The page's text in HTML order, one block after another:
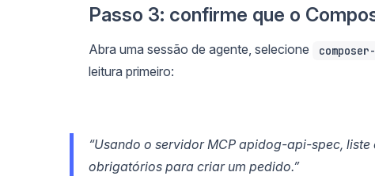
Passo 3: confirme que o
Abra uma sessão de agente, selecione
leitura primeiro:
“Usando o servidor MCP apidog-api-spec,
obrigatórios para criar um pedido.”